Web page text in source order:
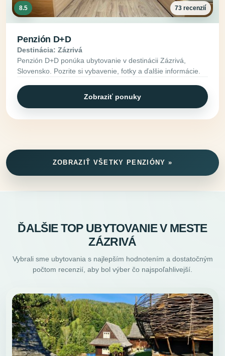
8.5 73 recenzií
Penzión D+D
Destinácia: Zázrivá
Penzión D+D ponúka ubytovanie v destinácii Zázrivá,
Slovensko. Pozrite si vybavenie, fotky a ďalšie informácie.
Zobraziť ponuky
ZOBRAZIŤ VŠETKY PENZIÓNY »
ĎALŠIE TOP UBYTOVANIE V MESTE
ZÁZRIVÁ
Vybrali sme ubytovania s najlepším hodnotením a dostatočným
počtom recenzií, aby bol výber čo najspoľahlivejší.